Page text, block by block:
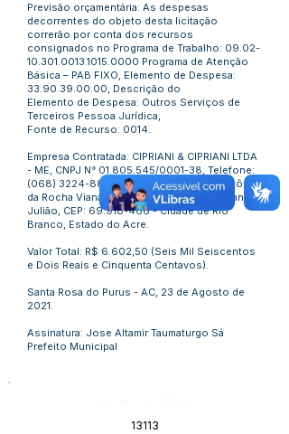
Previsão orçamentária: As despesas
decorrentes do objeto desta licitação
correrão por conta dos recursos
consignados no Programa de Trabalho: 09.02-
10.301.0013.1015.0000 Programa de Atenção
Básica – PAB FIXO, Elemento de Despesa:
33.90.39.00.00, Descrição do
Elemento de Despesa: Outros Serviços de
Terceiros Pessoa Jurídica,
Fonte de Recurso: 0014.
Empresa Contratada: CIPRIANI & CIPRIANI LTDA
- ME, CNPJ N° 01.805.545/0001-38, Telefone:
(068) 3224-8888, situada na Avenida Antônio
da Rocha Viana, Nº 2020, Bairro Jardim Manoel
Julião, CEP: 69.918-466- Cidade de Rio
Branco, Estado do Acre.
Valor Total: R$ 6.602,50 (Seis Mil Seiscentos
e Dois Reais e Cinquenta Centavos).
Santa Rosa do Purus - AC, 23 de Agosto de
2021.
Assinatura: Jose Altamir Taumaturgo Sá
Prefeito Municipal
13113